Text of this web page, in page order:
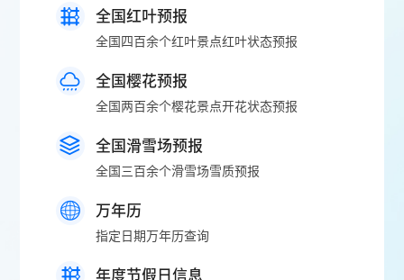
全国红叶预报
全国四百余个红叶景点红叶状态预报
全国樱花预报
全国两百余个樱花景点开花状态预报
全国滑雪场预报
全国三百余个滑雪场雪质预报
万年历
指定日期万年历查询
年度节假日信息